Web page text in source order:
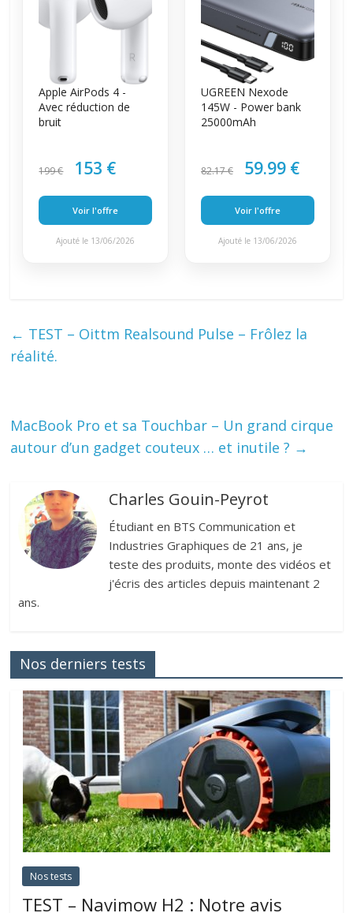
Apple AirPods 4 -
Avec réduction de
bruit
199 € 153 €
Voir l'offre
Ajouté le 13/06/2026
UGREEN Nexode
145W - Power bank
25000mAh
82.17 € 59.99 €
Voir l'offre
Ajouté le 13/06/2026
← TEST – Oittm Realsound Pulse – Frôlez la
réalité.
MacBook Pro et sa Touchbar – Un grand cirque
autour d’un gadget couteux … et inutile ? →
Charles Gouin-Peyrot
Étudiant en BTS Communication et
Industries Graphiques de 21 ans, je
teste des produits, monte des vidéos et
j'écris des articles depuis maintenant 2
ans.
Nos derniers tests
Nos tests
TEST – Navimow H2 : Notre avis